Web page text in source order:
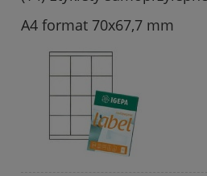
A4 format 70x67,7 mm